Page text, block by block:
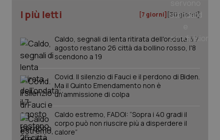
I più letti [7 giorni] [30 giorni]
Caldo, segnali di lenta ritirata dell'ondata: il 7
agosto restano 26 città da bollino rosso, l'8
scendono a 19
Covid. Il silenzio di Fauci e il perdono di Biden.
Ma il Quinto Emendamento non è
un’ammissione di colpa
Caldo estremo, FADOI: “Sopra i 40 gradi il
corpo può non riuscire più a disperdere il
calore”
tracking-sites-ironfish-
session-id
www.quotidianosanita.it
_ga